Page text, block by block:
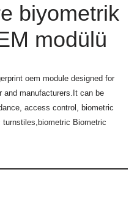
biyometrik
modülü
oem module designed for
and manufacturers.It can be
access control, biometric
Biometric